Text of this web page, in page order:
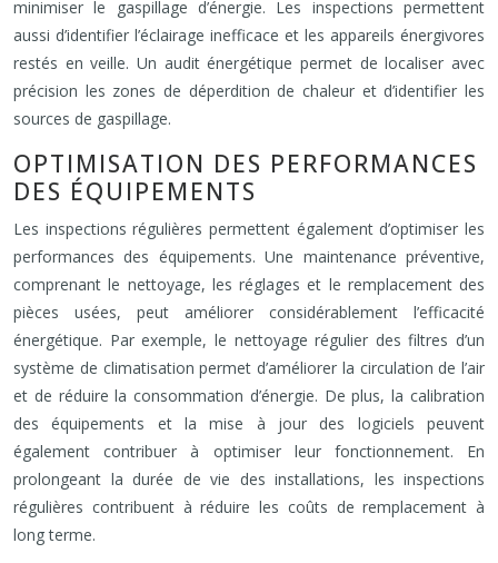
minimiser le gaspillage d’énergie. Les inspections permettent
aussi d’identifier l’éclairage inefficace et les appareils énergivores
restés en veille. Un audit énergétique permet de localiser avec
précision les zones de déperdition de chaleur et d’identifier les
sources de gaspillage.
OPTIMISATION DES PERFORMANCES
DES ÉQUIPEMENTS
Les inspections régulières permettent également d’optimiser les
performances des équipements. Une maintenance préventive,
comprenant le nettoyage, les réglages et le remplacement des
pièces usées, peut améliorer considérablement l’efficacité
énergétique. Par exemple, le nettoyage régulier des filtres d’un
système de climatisation permet d’améliorer la circulation de l’air
et de réduire la consommation d’énergie. De plus, la calibration
des équipements et la mise à jour des logiciels peuvent
également contribuer à optimiser leur fonctionnement. En
prolongeant la durée de vie des installations, les inspections
régulières contribuent à réduire les coûts de remplacement à
long terme.